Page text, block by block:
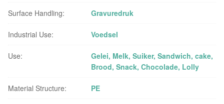
Surface Handling: Gravuredruk
Industrial Use: Voedsel
Use:
Gelei, Melk, Suiker, Sandwich, cake,
Brood, Snack, Chocolade, Lolly
Material Structure: PE